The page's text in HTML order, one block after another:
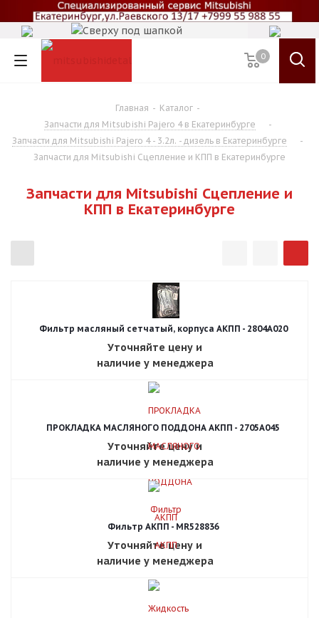
0
Главная - Каталог -
Запчасти для Mitsubishi Pajero 4 в Екатеринбурге
-
Запчасти для Mitsubishi Pajero 4 - 3.2л. - дизель в Екатеринбурге
-
Запчасти для Mitsubishi Сцепление и КПП в Екатеринбурге
Запчасти для Mitsubishi Сцепление и
КПП в Екатеринбурге
Фильтр масляный сетчатый, корпуса АКПП - 2804A020
Уточняйте цену и
наличие у менеджера
ПРОКЛАДКА МАСЛЯНОГО ПОДДОНА АКПП - 2705A045
Уточняйте цену и
наличие у менеджера
Фильтр АКПП - MR528836
Уточняйте цену и
наличие у менеджера